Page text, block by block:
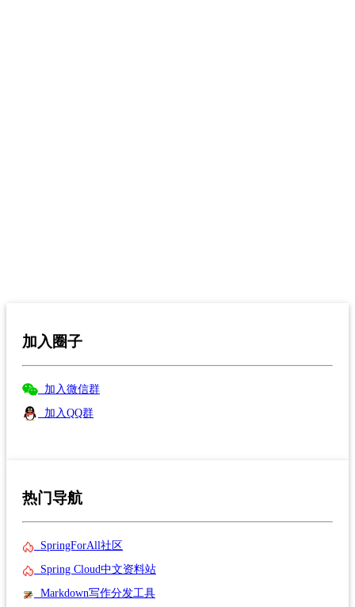
加入圈子
加入微信群
加入QQ群
热门导航
SpringForAll社区
Spring Cloud中文资料站
Markdown写作分发工具